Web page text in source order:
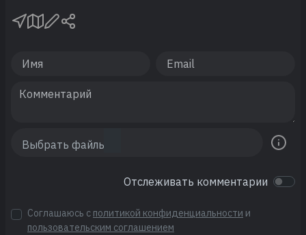
Отслеживать комментарии
Соглашаюсь с политикой конфиденциальности и
пользовательским соглашением